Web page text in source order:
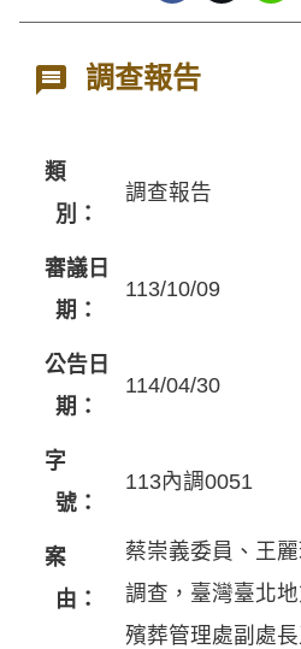
調查報告
類
別：
調查報告
審議日
期：
113/10/09
公告日
期：
114/04/30
字
號：
113內調0051
案
由：
蔡崇義委員、王
調查，臺灣臺北
殯葬管理處副處